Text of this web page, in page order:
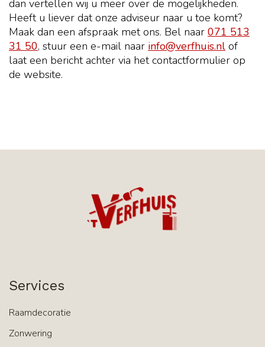
dan vertellen wij u meer over de mogelijkheden.
Heeft u liever dat onze adviseur naar u toe komt?
Maak dan een afspraak met ons. Bel naar 071 513
31 50, stuur een e-mail naar info@verfhuis.nl of
laat een bericht achter via het contactformulier op
de website.
Services
Raamdecoratie
Zonwering